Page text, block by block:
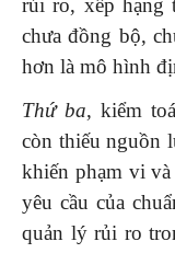
rủi ro, xếp hạng
chưa đồng bộ,
hơn là mô hình
Thứ ba, kiểm
còn thiếu nguồn
khiến phạm vi và
yêu cầu của
quản lý rủi ro